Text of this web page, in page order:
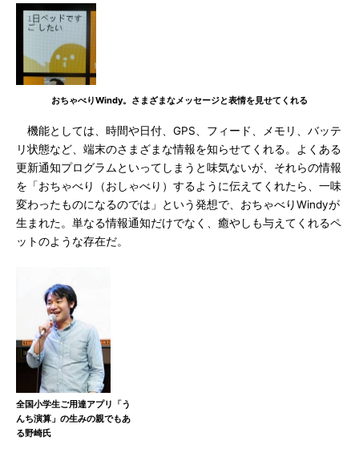
おちゃべりWindy。さまざまなメッセージと表情を見せてくれる
機能としては、時間や日付、GPS、フィード、メモリ、バッテ
リ状態など、端末のさまざまな情報を知らせてくれる。よくある
更新通知プログラムといってしまうと味気ないが、それらの情報
を「おちゃべり（おしゃべり）するように伝えてくれたら、一味
変わったものになるのでは」という発想で、おちゃべりWindyが
生まれた。単なる情報通知だけでなく、癒やしも与えてくれるペ
ットのような存在だ。
全国小学生ご用達アプリ「う
んち演算」の生みの親でもあ
る野崎氏